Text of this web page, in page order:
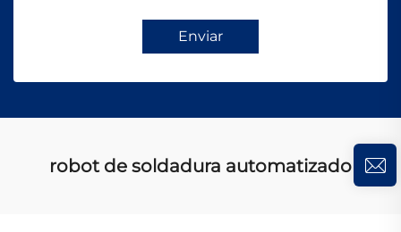
Enviar
robot de soldadura automatizado